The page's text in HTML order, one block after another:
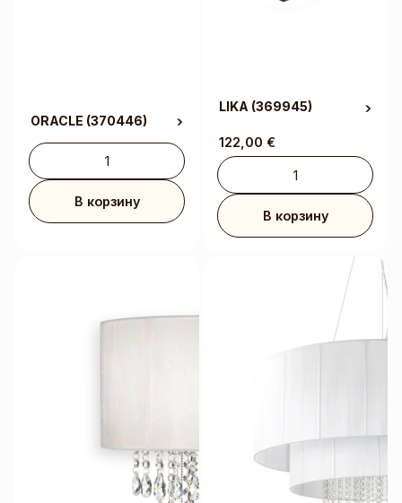
ORACLE (370446)
В корзину
LIKA (369945)
122,00 €
В корзину